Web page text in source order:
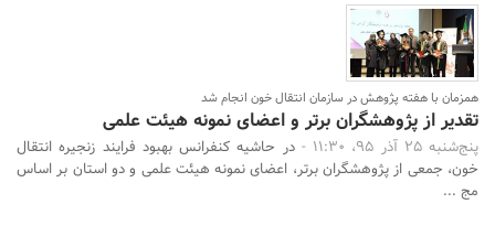
همزمان با هفته پژوهش در سازمان انتقال خون انجام شد
تقدیر از پژوهشگران برتر و اعضای نمونه هیئت علمی
پنج‌شنبه 25 آذر 95، 11:30 -
در حاشیه کنفرانس بهبود فرایند زنجیره انتقال
خون، جمعی از پژوهشگران برتر، اعضای نمونه هیئت علمی و دو استان بر اساس
مج ...